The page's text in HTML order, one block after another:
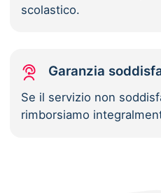
scolastico.
Garanzia
Se il servizio non
rimborsiamo